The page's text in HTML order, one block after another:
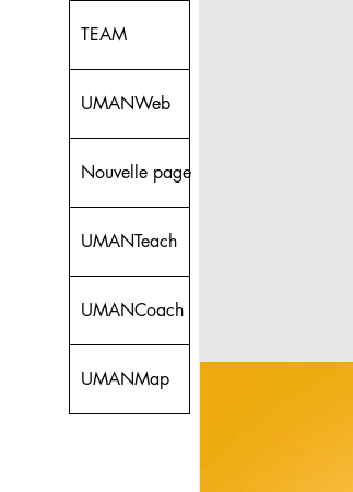
TEAM
UMANWeb
Nouvelle page
UMANTeach
UMANCoach
UMANMap